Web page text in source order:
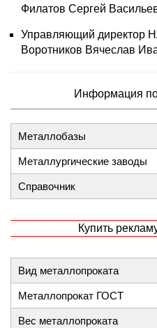
Филатов Сергей
Управляющий директор
Воротников Вячеслав
Информация
Металлобазы
Металлургические заводы
Справочник
Купить
Вид металлопроката
Металлопрокат ГОСТ
Вес металлопроката